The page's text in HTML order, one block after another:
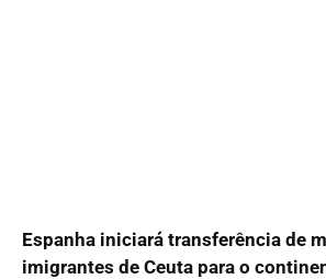
Espanha iniciará transferência de
imigrantes de Ceuta para o